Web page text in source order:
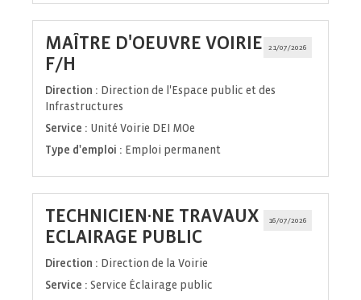
21/07/2026
MAÎTRE D'OEUVRE VOIRIE
F/H
fenêtre)
Direction : Direction de l'Espace public et des
Infrastructures
Service : Unité Voirie DEI MOe
Type d'emploi : Emploi permanent
16/07/2026
TECHNICIEN·NE TRAVAUX
ECLAIRAGE PUBLIC(Nouvelle
fenêtre)
Direction : Direction de la Voirie
Service : Service Éclairage public